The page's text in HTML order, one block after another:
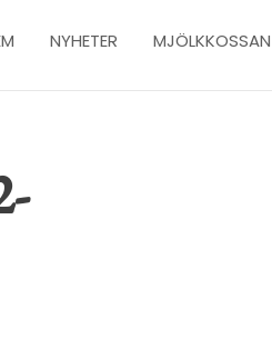
NYHETER MJÖLKKOSSAN